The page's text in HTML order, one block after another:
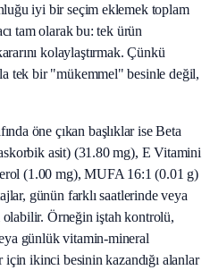
iyi bir seçim eklemek toplam
tam olarak bu: tek ürün
kolaylaştırmak. Çünkü
tek bir "mükemmel" besinle değil,
öne çıkan başlıklar ise Beta
asit) (31.80 mg), E Vitamini
(1.00 mg), MUFA 16:1 (0.01 g)
günün farklı saatlerinde veya
Örneğin iştah kontrolü,
günlük vitamin-mineral
ikinci besinin kazandığı alanlar